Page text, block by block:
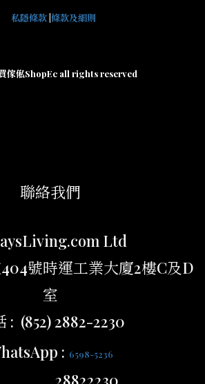
私隱條款 條款及細則
傢俬ShopEc all rights reserved
聯絡我們
Ltd
號時運工業大廈2樓C及D
室
: (852) 2882-2230
: 6598-5236